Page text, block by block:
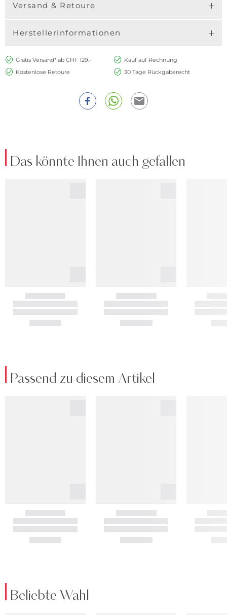
Versand & Retoure
Herstellerinformationen
Gratis Versand* ab CHF 129.-
Kauf auf Rechnung
Kostenlose Retoure
30 Tage Rückgaberecht
Das könnte Ihnen auch gefallen
Passend zu diesem Artikel
Beliebte Wahl